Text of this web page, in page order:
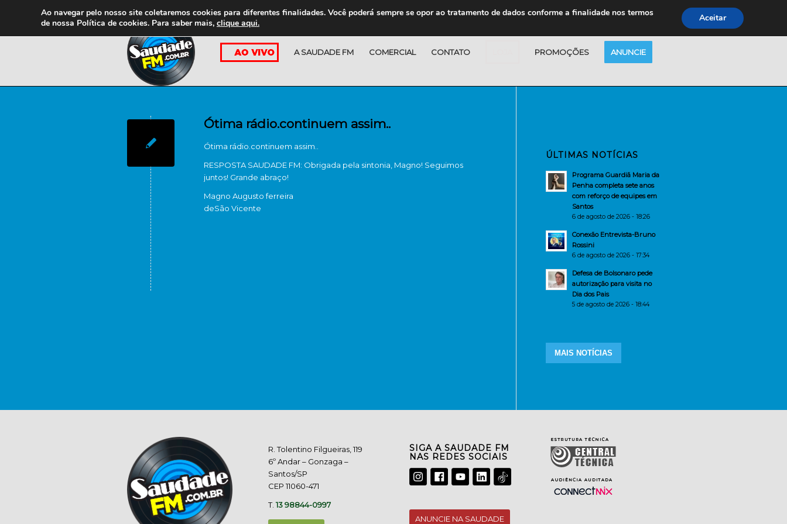
A SAUDADE FM COMERCIAL CONTATO PROMOÇÕES ANUNCIE
Ótima rádio.continuem assim..
Ótima rádio.continuem assim..
RESPOSTA SAUDADE FM: Obrigada pela sintonia, Magno! Seguimos
juntos! Grande abraço!
Magno Augusto ferreira
deSão Vicente
ÚLTIMAS NOTÍCIAS
Programa Guardiã Maria da
Penha completa sete anos
com reforço de equipes em
Santos
6 de agosto de 2026 - 18:26
Conexão Entrevista-Bruno
Rossini
6 de agosto de 2026 - 17:34
Defesa de Bolsonaro pede
autorização para visita no
Dia dos Pais
5 de agosto de 2026 - 18:44
MAIS NOTÍCIAS
R. Tolentino Filgueiras, 119
6º Andar – Gonzaga –
Santos/SP
CEP 11060-471
T.13 98844-0997
SIGA A SAUDADE FM
NAS REDES SOCIAIS
ANUNCIE NA SAUDADE
Ao navegar pelo nosso site coletaremos cookies para diferentes finalidades. Você poderá sempre se opor ao tratamento de dados conforme a finalidade nos termos
de nossa Política de cookies. Para saber mais, clique aqui. Aceitar